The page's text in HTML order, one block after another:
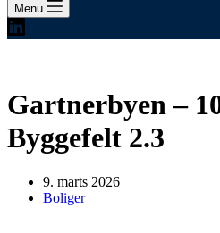
Menu
Gartnerbyen –
Byggefelt 2.3
9. marts 2026
Boliger